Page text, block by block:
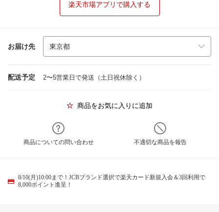
楽天市場アプリで購入する
お届け先
配送予定 2〜5営業日で発送（土日祝休除く）
商品をお気に入りに追加
商品についての問い合わせ 不適切な商品を報告
8/10(月)10:00まで！JCBブランド選択で楽天カード新規入会＆3回利用で
8,000ポイント進呈！